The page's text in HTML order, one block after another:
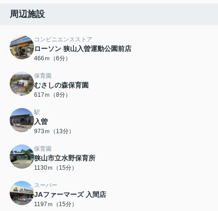
周辺施設
コンビニエンスストア
ローソン 狭山入曽運動公園前店
466ｍ（6分）
保育園
むさしの森保育園
617ｍ（8分）
駅
入曽
973ｍ（13分）
保育園
狭山市立水野保育所
1130ｍ（15分）
スーパー
JAファーマーズ 入間店
1197ｍ（15分）